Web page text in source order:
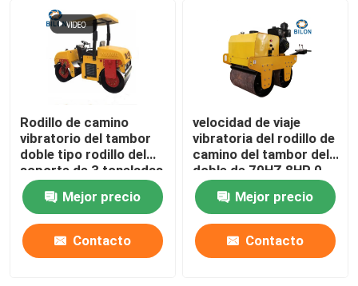
Rodillo de camino
vibratorio del tambor
doble tipo rodillo del
soporte de 3 toneladas
de camino
Mejor precio
Contacto
velocidad de viaje
vibratoria del rodillo de
camino del tambor del
doble de 70HZ 8HP 0-
4km/H
Mejor precio
Contacto